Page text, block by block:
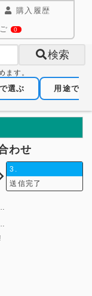
購入履歴
0
検索
ます。
選ぶ 用途で選
わせ
3.
送信完了